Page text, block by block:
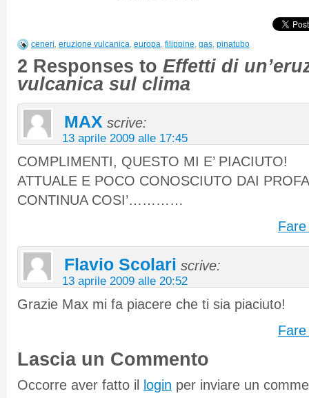
ceneri, eruzione vulcanica, europa, filippine, gas, pinatubo
2 Responses to Effetti di
vulcanica sul clima
MAX scrive:
13 aprile 2009 alle 17:45
COMPLIMENTI, QUESTO MI E’ PIACIUTO!
ATTUALE E POCO CONOSCIUTO DAI
CONTINUA COSI’…………
Flavio Scolari scrive:
13 aprile 2009 alle 20:52
Grazie Max mi fa piacere che ti sia piaciuto!
Lascia un Commento
Occorre aver fatto il login per inviare un